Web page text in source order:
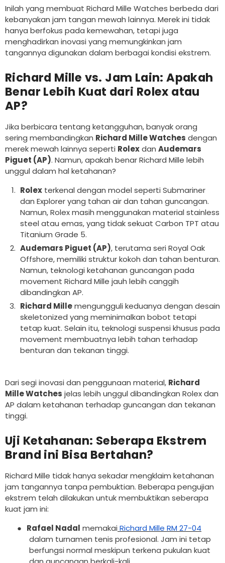
20 Rp 20
Inilah yang membuat Richard Mille Watches berbeda dari
kebanyakan jam tangan mewah lainnya. Merek ini tidak
hanya berfokus pada kemewahan, tetapi juga
menghadirkan inovasi yang memungkinkan jam
tangannya digunakan dalam berbagai kondisi ekstrem.
Richard Mille vs. Jam Lain: Apakah
Benar Lebih Kuat dari Rolex atau
AP?
Jika berbicara tentang ketangguhan, banyak orang
sering membandingkan Richard Mille Watches dengan
merek mewah lainnya seperti Rolexdan Audemars
Piguet (AP). Namun, apakah benar Richard Mille lebih
unggul dalam hal ketahanan?
Rolex terkenal dengan model seperti Submariner
dan Explorer yang tahan air dan tahan guncangan.
Namun, Rolex masih menggunakan material stainless
steel atau emas, yang tidak sekuat Carbon TPT atau
Titanium Grade 5.
Audemars Piguet (AP), terutama seri Royal Oak
Offshore, memiliki struktur kokoh dan tahan benturan.
Namun, teknologi ketahanan guncangan pada
movement Richard Mille jauh lebih canggih
dibandingkan AP.
Richard Millemengungguli keduanya dengan desain
skeletonized yang meminimalkan bobot tetapi
tetap kuat. Selain itu, teknologi suspensi khusus pada
movement membuatnya lebih tahan terhadap
benturan dan tekanan tinggi.
Dari segi inovasi dan penggunaan material, Richard
Mille Watches jelas lebih unggul dibandingkan Rolex dan
AP dalam ketahanan terhadap guncangan dan tekanan
tinggi.
Uji Ketahanan: Seberapa Ekstrem
Brand ini Bisa Bertahan?
Richard Mille tidak hanya sekadar mengklaim ketahanan
jam tangannya tanpa pembuktian. Beberapa pengujian
ekstrem telah dilakukan untuk membuktikan seberapa
kuat jam ini:
● Rafael Nadal memakai Richard Mille RM 27-04
dalam turnamen tenis profesional. Jam ini tetap
berfungsi normal meskipun terkena pukulan kuat